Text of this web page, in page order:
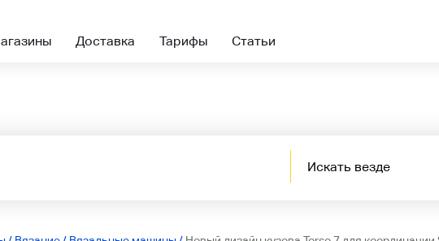
Доставка Тарифы Статьи